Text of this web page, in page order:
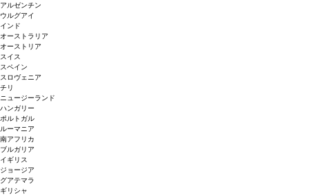
アルゼンチン
ウルグアイ
インド
オーストラリア
オーストリア
スイス
スペイン
スロヴェニア
チリ
ニュージーランド
ハンガリー
ポルトガル
ルーマニア
南アフリカ
ブルガリア
イギリス
ジョージア
グアテマラ
ギリシャ